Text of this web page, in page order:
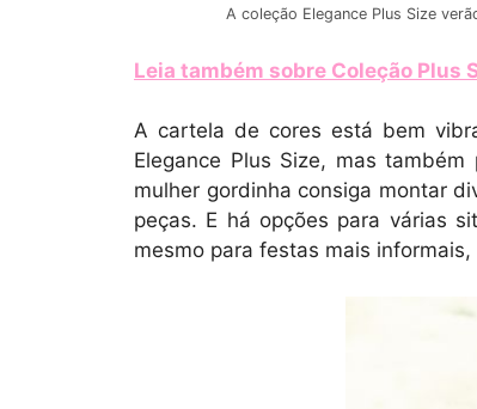
A coleção Elegance Plus Size
Leia também sobre Coleção Plus
A cartela de cores está bem
Elegance Plus Size, mas
mulher gordinha consiga montar
peças. E há opções para várias
mesmo para festas mais